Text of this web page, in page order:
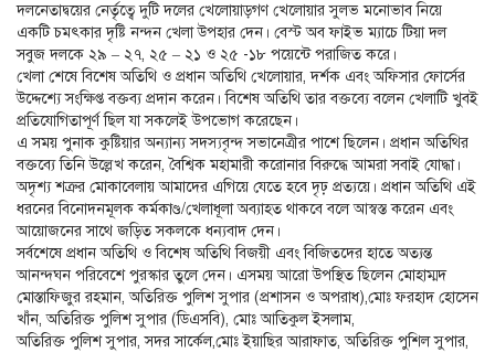
দলনেতাদ্বয়ের নের্তৃত্বে দুটি দলের খেলোয়াড়গণ খেলোয়ার সুলভ মনোভাব নিয়ে
একটি চমৎকার দৃষ্টি নন্দন খেলা উপহার দেন। বেস্ট অব ফাইভ ম্যাচে টিয়া দল
সবুজ দলকে ২৯ – ২৭, ২৫ – ২১ ও ২৫ -১৮ পয়েন্টে পরাজিত করে।
খেলা শেষে বিশেষ অতিথি ও প্রধান অতিথি খেলোয়ার, দর্শক এবং অফিসার ফোর্সের
উদ্দেশ্যে সংক্ষিপ্ত বক্তব্য প্রদান করেন। বিশেষ অতিথি তার বক্তব্যে বলেন খেলাটি খুবই
প্রতিযোগিতাপূর্ণ ছিল যা সকলেই উপভোগ করেছেন।
এ সময় পুনাক কুষ্টিয়ার অন্যান্য সদস্যবৃন্দ সভানেত্রীর পাশে ছিলেন। প্রধান অতিথির
বক্তব্যে তিনি উল্লেখ করেন, বৈশ্বিক মহামারী করোনার বিরুদ্ধে আমরা সবাই যোদ্ধা।
অদৃশ্য শত্রুর মোকাবেলায় আমাদের এগিয়ে যেতে হবে দৃঢ় প্রত্যয়ে। প্রধান অতিথি এই
ধরনের বিনোদনমূলক কর্মকাণ্ড/খেলাধূলা অব্যাহত থাকবে বলে আস্বস্ত করেন এবং
আয়োজনের সাথে জড়িত সকলকে ধন্যবাদ দেন।
সর্বশেষে প্রধান অতিথি ও বিশেষ অতিথি বিজয়ী এবং বিজিতদের হাতে অত্যন্ত
আনন্দঘন পরিবেশে পুরস্কার তুলে দেন। এসময় আরো উপস্থিত ছিলেন মোহাম্মদ
মোস্তাফিজুর রহমান, অতিরিক্ত পুলিশ সুপার (প্রশাসন ও অপরাধ),মোঃ ফরহাদ হোসেন
খাঁন, অতিরিক্ত পুলিশ সুপার (ডিএসবি), মোঃ আতিকুল ইসলাম,
অতিরিক্ত পুলিশ সুপার, সদর সার্কেল,মোঃ ইয়াছির আরাফাত, অতিরিক্ত পুশিল সুপার,